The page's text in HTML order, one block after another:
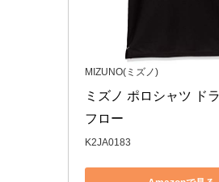
MIZUNO(ミズノ)
ミズノ ポロシャツ ド
フロー
K2JA0183